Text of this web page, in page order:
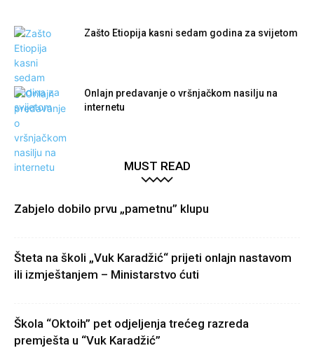
Zašto Etiopija kasni sedam godina za svijetom
Onlajn predavanje o vršnjačkom nasilju na
internetu
MUST READ
Zabjelo dobilo prvu „pametnu” klupu
Šteta na školi „Vuk Karadžić“ prijeti onlajn nastavom
ili izmještanjem – Ministarstvo ćuti
Škola “Oktoih” pet odjeljenja trećeg razreda
premješta u “Vuk Karadžić”